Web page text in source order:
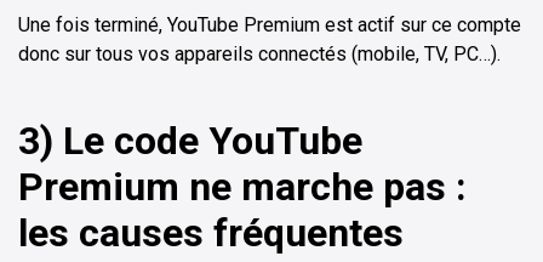
Une fois terminé, YouTube Premium est actif sur ce compte
donc sur tous vos appareils connectés (mobile, TV, PC…).
3) Le code YouTube
Premium ne marche pas :
les causes fréquentes